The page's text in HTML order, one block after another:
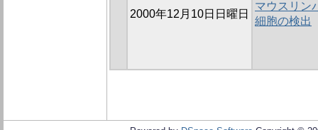
2000年12月10日日曜日
マウスリン
細胞の検出